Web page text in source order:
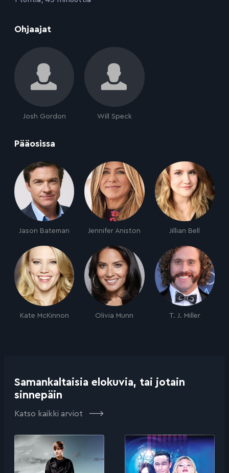
Ohjaajat
Josh Gordon Will Speck
Pääosissa
Jason Bateman Jennifer Aniston Jillian Bell
Kate McKinnon Olivia Munn T. J. Miller
Samankaltaisia elokuvia, tai jotain
sinnepäin
Katso kaikki arviot